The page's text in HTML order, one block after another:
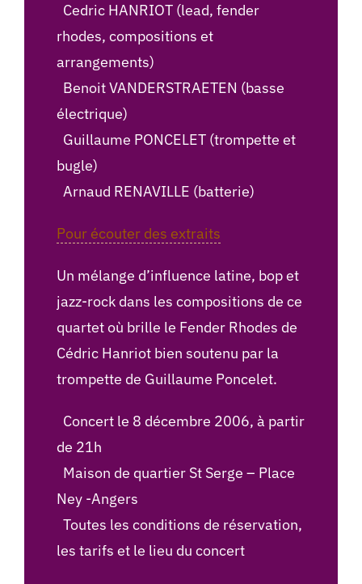
Cedric HANRIOT (lead, fender
rhodes, compositions et
arrangements)
Benoit VANDERSTRAETEN (basse
électrique)
Guillaume PONCELET (trompette et
bugle)
Arnaud RENAVILLE (batterie)
Pour écouter des extraits
Un mélange d’influence latine, bop et
jazz-rock dans les compositions de ce
quartet où brille le Fender Rhodes de
Cédric Hanriot bien soutenu par la
trompette de Guillaume Poncelet.
Concert le 8 décembre 2006, à partir
de 21h
Maison de quartier St Serge – Place
Ney -Angers
Toutes les conditions de réservation,
les tarifs et le lieu du concert